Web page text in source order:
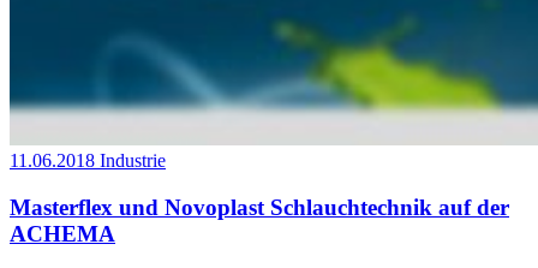
11.06.2018 Industrie
Masterflex und Novoplast Schlauchtechnik auf der
ACHEMA